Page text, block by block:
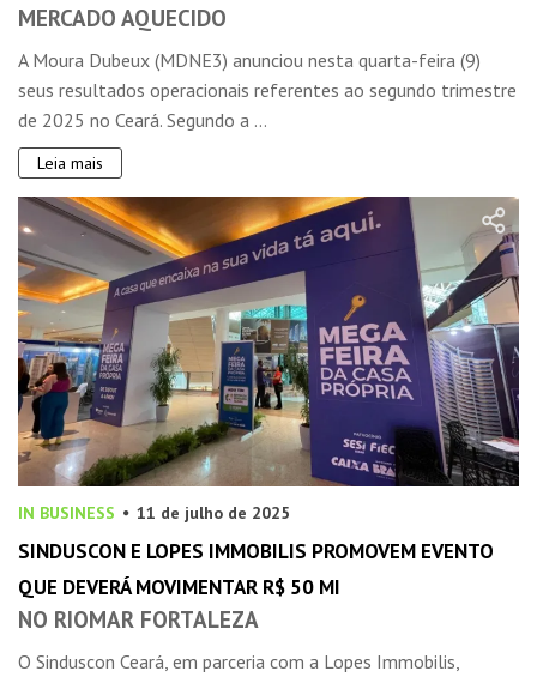
MERCADO AQUECIDO
A Moura Dubeux (MDNE3) anunciou nesta quarta-feira (9)
seus resultados operacionais referentes ao segundo trimestre
de 2025 no Ceará. Segundo a ...
Leia mais
IN BUSINESS 11 de julho de 2025
SINDUSCON E LOPES IMMOBILIS PROMOVEM EVENTO
QUE DEVERÁ MOVIMENTAR R$ 50 MI
NO RIOMAR FORTALEZA
O Sinduscon Ceará, em parceria com a Lopes Immobilis,